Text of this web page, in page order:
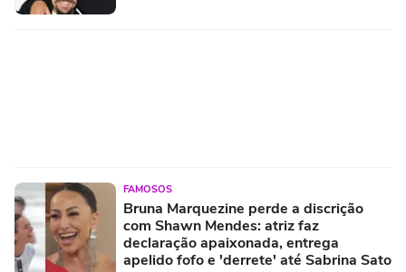
FAMOSOS
Bruna Marquezine perde a discrição
com Shawn Mendes: atriz faz
declaração apaixonada, entrega
apelido fofo e 'derrete' até Sabrina Sato